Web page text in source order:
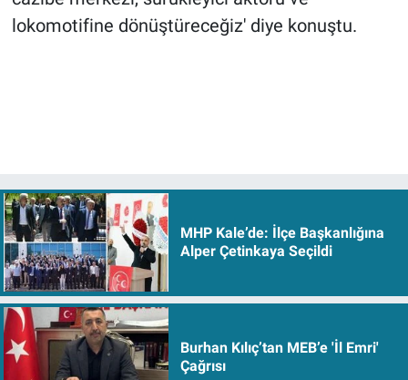
lokomotifine dönüştüreceğiz' diye konuştu.
MHP Kale’de: İlçe Başkanlığına
Alper Çetinkaya Seçildi
Burhan Kılıç’tan MEB’e 'İl Emri'
Çağrısı